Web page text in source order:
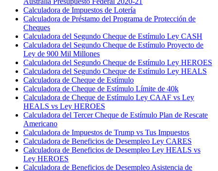
Calculadora de Impuestos de Lotería
Calculadora de Préstamo del Programa de Protección de
Cheques
Calculadora del Segundo Cheque de Estímulo Ley CASH
Calculadora del Segundo Cheque de Estímulo Proyecto de
Ley de 900 Mil Millones
Calculadora del Segundo Cheque de Estímulo Ley HEROES
Calculadora del Segundo Cheque de Estímulo Ley HEALS
Calculadora de Cheque de Estímulo
Calculadora de Cheque de Estímulo Límite de 40k
Calculadora de Cheque de Estímulo Ley CAAF vs Ley
HEALS vs Ley HEROES
Calculadora del Tercer Cheque de Estímulo Plan de Rescate
Americano
Calculadora de Impuestos de Trump vs Tus Impuestos
Calculadora de Beneficios de Desempleo Ley CARES
Calculadora de Beneficios de Desempleo Ley HEALS vs
Ley HEROES
Calculadora de Beneficios de Desempleo Asistencia de